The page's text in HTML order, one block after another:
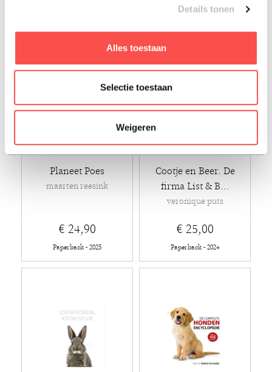
Details tonen
Alles toestaan
Selectie toestaan
Weigeren
Luisterboek - 2026
Planeet Poes
maarten reesink
€ 24,90
Paperback - 2025
Cootje en Beer. De
firma List & B...
veronique puts
€ 25,00
Paperback - 2024